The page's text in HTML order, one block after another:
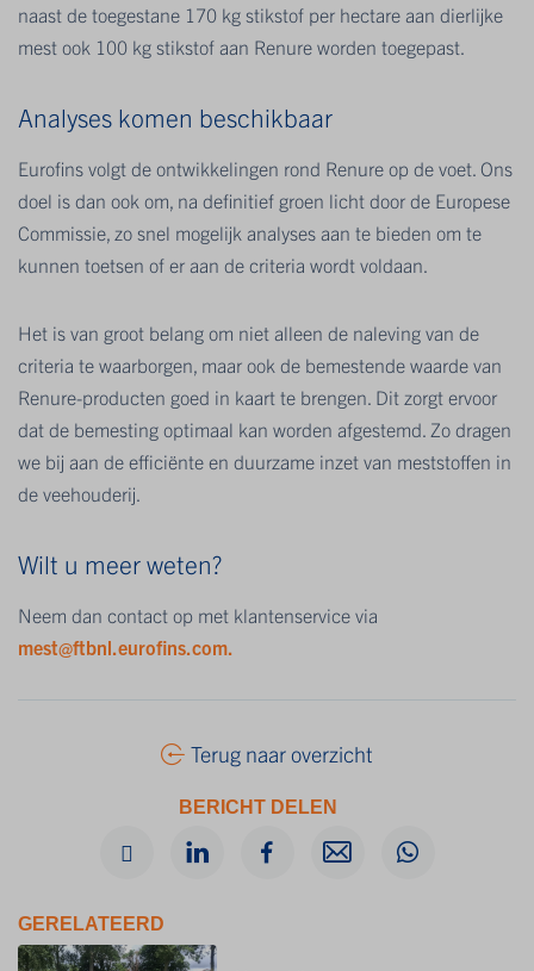
naast de toegestane 170 kg stikstof per hectare aan dierlijke
mest ook 100 kg stikstof aan Renure worden toegepast.
Analyses komen beschikbaar
Eurofins volgt de ontwikkelingen rond Renure op de voet. Ons
doel is dan ook om, na definitief groen licht door de Europese
Commissie, zo snel mogelijk analyses aan te bieden om te
kunnen toetsen of er aan de criteria wordt voldaan.
Het is van groot belang om niet alleen de naleving van de
criteria te waarborgen, maar ook de bemestende waarde van
Renure-producten goed in kaart te brengen. Dit zorgt ervoor
dat de bemesting optimaal kan worden afgestemd. Zo dragen
we bij aan de efficiënte en duurzame inzet van meststoffen in
de veehouderij.
Wilt u meer weten?
Neem dan contact op met klantenservice via
mest@ftbnl.eurofins.com.
Terug naar overzicht
BERICHT DELEN
GERELATEERD